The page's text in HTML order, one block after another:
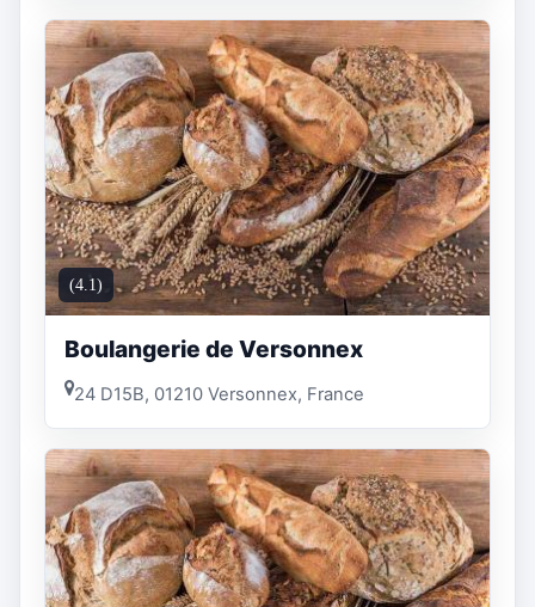
(4.1)
Boulangerie de Versonnex
24 D15B, 01210 Versonnex, France